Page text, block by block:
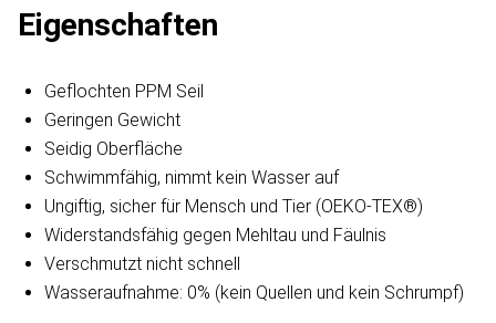
Eigenschaften
Geflochten PPM Seil
Geringen Gewicht
Seidig Oberfläche
Schwimmfähig, nimmt kein Wasser auf
Ungiftig, sicher für Mensch und Tier (OEKO-TEX®)
Widerstandsfähig gegen Mehltau und Fäulnis
Verschmutzt nicht schnell
Wasseraufnahme: 0% (kein Quellen und kein Schrumpf)